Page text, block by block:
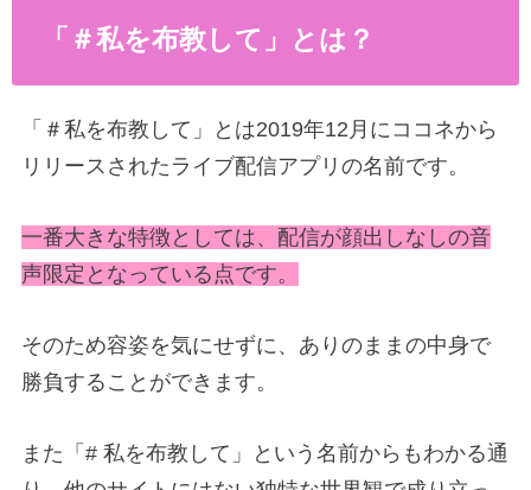
「＃私を布教して」とは？
「＃私を布教して」とは2019年12月にココネから
リリースされたライブ配信アプリの名前です。
一番大きな特徴としては、配信が顔出しなしの音
声限定となっている点です。
そのため容姿を気にせずに、ありのままの中身で
勝負することができます。
また「# 私を布教して」という名前からもわかる通